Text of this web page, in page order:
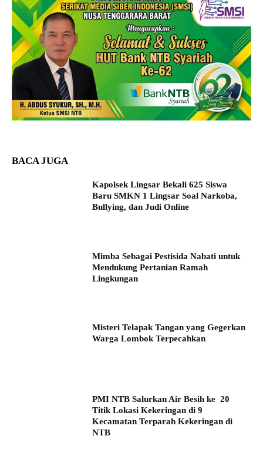
BACA JUGA
Kapolsek Lingsar Bekali 625 Siswa
Baru SMKN 1 Lingsar Soal Narkoba,
Bullying, dan Judi Online
Mimba Sebagai Pestisida Nabati untuk
Mendukung Pertanian Ramah
Lingkungan
Misteri Telapak Tangan yang Gegerkan
Warga Lombok Terpecahkan
PMI NTB Salurkan Air Besih ke 20
Titik Lokasi Kekeringan di 9
Kecamatan Terparah Kekeringan di
NTB